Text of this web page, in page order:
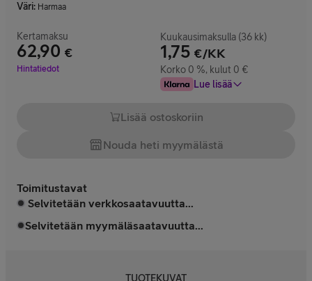
Väri: Harmaa
Kertamaksu
62,90 €
Hinta 62,90 €
Hintatiedot
Kuukausimaksulla (36 kk)
1,75 €/KK
Korko 0 %, kulut 0 €
Lue lisää
Lisää ostoskoriin
Nouda heti myymälästä
Toimitustavat
Selvitetään verkkosaatavuutta...
Selvitetään myymäläsaatavuutta...
TUOTEKUVAT